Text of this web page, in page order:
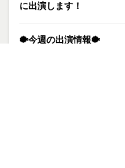
に出演します！
🐡今週の出演情報🐡